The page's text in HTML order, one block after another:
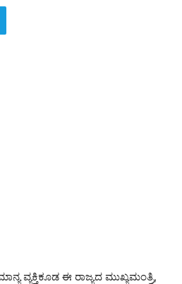
ವ್ಯಕ್ತಿಕೂಡ ಈ ರಾಜ್ಯದ ಮುಖ್ಯಮಂತ್ರಿ,